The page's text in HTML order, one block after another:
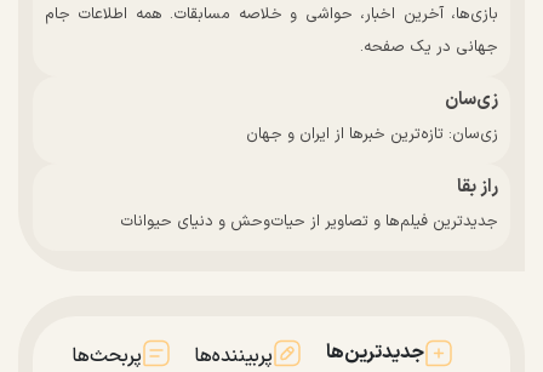
بازی‌ها، آخرین اخبار، حواشی و خلاصه مسابقات. همه اطلاعات جام
جهانی در یک صفحه.
زی‌سان
زی‌سان: تازه‌ترین خبرها از ایران و جهان
راز بقا
جدیدترین فیلم‌ها و تصاویر از حیات‌وحش و دنیای حیوانات
جدیدترین‌ها پربیننده‌ها پربحث‌ها